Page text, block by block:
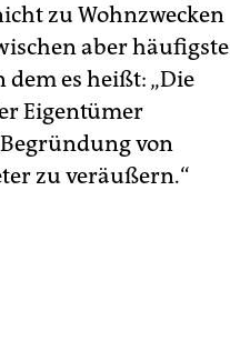
zu Wohnzwecken
aber häufigste
es heißt: „Die
Eigentümer
von
zu veräußern.“